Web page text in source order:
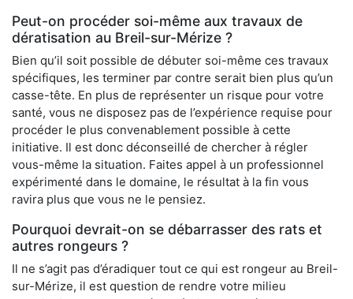
Peut-on procéder soi-même aux travaux de
dératisation au Breil-sur-Mérize ?
Bien qu’il soit possible de débuter soi-même ces travaux
spécifiques, les terminer par contre serait bien plus qu’un
casse-tête. En plus de représenter un risque pour votre
santé, vous ne disposez pas de l’expérience requise pour
procéder le plus convenablement possible à cette
initiative. Il est donc déconseillé de chercher à régler
vous-même la situation. Faites appel à un professionnel
expérimenté dans le domaine, le résultat à la fin vous
ravira plus que vous ne le pensiez.
Pourquoi devrait-on se débarrasser des rats et
autres rongeurs ?
Il ne s’agit pas d’éradiquer tout ce qui est rongeur au Breil-
sur-Mérize, il est question de rendre votre milieu